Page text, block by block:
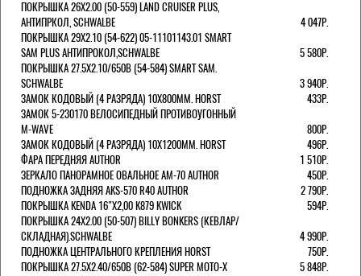
ПОКРЫШКА 26X2.00 (50-559) LAND CRUISER PLUS,
АНТИПРКОЛ, SCHWALBE
4 047Р.
ПОКРЫШКА 29X2.10 (54-622) 05-11101143.01 SMART
SAM PLUS АНТИПРОКОЛ,SCHWALBE
5 580Р.
ПОКРЫШКА 27.5X2.10/650B (54-584) SMART SAM.
SCHWALBE
3 940Р.
ЗАМОК КОДОВЫЙ (4 РАЗРЯДА) 10Х800ММ. HORST
433Р.
ЗАМОК 5-230170 ВЕЛОСИПЕДНЫЙ ПРОТИВОУГОННЫЙ
M-WAVE
800Р.
ЗАМОК КОДОВЫЙ (4 РАЗРЯДА) 10Х1200ММ. HORST
496Р.
ФАРА ПЕРЕДНЯЯ AUTHOR
1 510Р.
ЗЕРКАЛО ПАНОРАМНОЕ ОВАЛЬНОЕ AM-70 AUTHOR
450Р.
ПОДНОЖКА ЗАДНЯЯ AKS-570 R40 AUTHOR
2 790Р.
ПОКРЫШКА KENDA 16"Х2,00 K879 KWICK
594Р.
ПОКРЫШКА 24X2.00 (50-507) BILLY BONKERS (КЕВЛАР/
СКЛАДНАЯ).SCHWALBE
4 990Р.
ПОДНОЖКА ЦЕНТРАЛЬНОГО КРЕПЛЕНИЯ HORST
750Р.
ПОКРЫШКА 27.5X2.40/650B (62-584) SUPER MOTO-X
5 848Р.